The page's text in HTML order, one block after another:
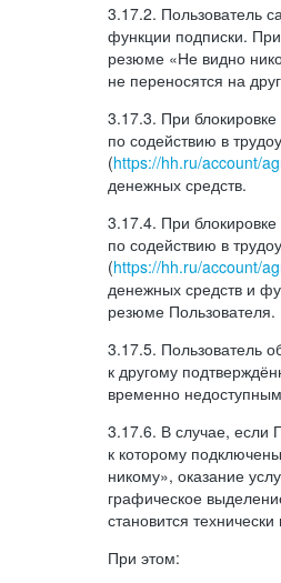
3.17.2. Пользователь
функции подписки.
резюме «Не видно
не переносятся на
3.17.3. При
по содействию в
(https://hh.ru/account/
денежных средств.
3.17.4. При
по содействию в
(https://hh.ru/account/
денежных средств и
резюме Пользователя.
3.17.5. Пользователь
к другому
временно
3.17.6. В случае, если
к которому
никому», оказание
графическое
становится
При этом: